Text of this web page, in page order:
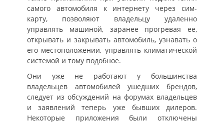
самого автомобиля к интернету через сим-
карту, позволяют владельцу удаленно
управлять машиной, заранее прогревая ее,
открывать и закрывать автомобиль, узнавать о
его местоположении, управлять климатической
системой и тому подобное.
Они уже не работают у большинства
владельцев автомобилей ушедших брендов,
следует из обсуждений на форумах владельцев
и заявлений теперь уже бывших дилеров.
Некоторые приложения были отключены